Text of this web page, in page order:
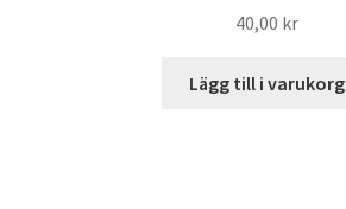
40,00 kr
Lägg till i varukorg